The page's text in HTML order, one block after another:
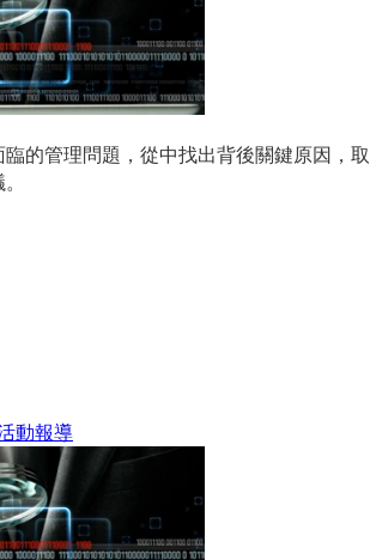
的管理問題，從中找出背後關鍵原因，取
動報導